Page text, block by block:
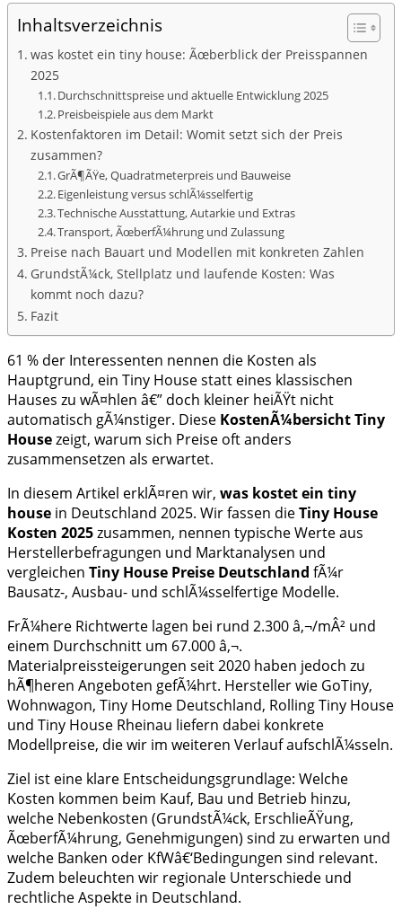
Inhaltsverzeichnis
was kostet ein tiny house: Ãœberblick der Preisspannen
2025
Durchschnittspreise und aktuelle Entwicklung 2025
Preisbeispiele aus dem Markt
Kostenfaktoren im Detail: Womit setzt sich der Preis
zusammen?
GrÃ¶ÃŸe, Quadratmeterpreis und Bauweise
Eigenleistung versus schlÃ¼sselfertig
Technische Ausstattung, Autarkie und Extras
Transport, ÃœberfÃ¼hrung und Zulassung
Preise nach Bauart und Modellen mit konkreten Zahlen
GrundstÃ¼ck, Stellplatz und laufende Kosten: Was
kommt noch dazu?
Fazit
61 % der Interessenten nennen die Kosten als
Hauptgrund, ein Tiny House statt eines klassischen
Hauses zu wÃ¤hlen â€” doch kleiner heiÃŸt nicht
automatisch gÃ¼nstiger. Diese KostenÃ¼bersicht Tiny
Housezeigt, warum sich Preise oft anders
zusammensetzen als erwartet.
In diesem Artikel erklÃ¤ren wir, was kostet ein tiny
house in Deutschland 2025. Wir fassen dieTiny House
Kosten 2025zusammen, nennen typische Werte aus
Herstellerbefragungen und Marktanalysen und
vergleichen Tiny House Preise Deutschland fÃ¼r
Bausatz-, Ausbau- und schlÃ¼sselfertige Modelle.
FrÃ¼here Richtwerte lagen bei rund 2.300 â‚¬/mÂ² und
einem Durchschnitt um 67.000 â‚¬.
Materialpreissteigerungen seit 2020 haben jedoch zu
hÃ¶heren Angeboten gefÃ¼hrt. Hersteller wie GoTiny,
Wohnwagon, Tiny Home Deutschland, Rolling Tiny House
und Tiny House Rheinau liefern dabei konkrete
Modellpreise, die wir im weiteren Verlauf aufschlÃ¼sseln.
Ziel ist eine klare Entscheidungsgrundlage: Welche
Kosten kommen beim Kauf, Bau und Betrieb hinzu,
welche Nebenkosten (GrundstÃ¼ck, ErschlieÃŸung,
ÃœberfÃ¼hrung, Genehmigungen) sind zu erwarten und
welche Banken oder KfWâ€‘Bedingungen sind relevant.
Zudem beleuchten wir regionale Unterschiede und
rechtliche Aspekte in Deutschland.